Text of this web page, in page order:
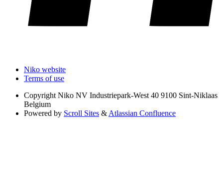
Niko website
Terms of use
Copyright Niko NV Industriepark-West 40 9100 Sint-Niklaas
Belgium
Powered by Scroll Sites & Atlassian Confluence